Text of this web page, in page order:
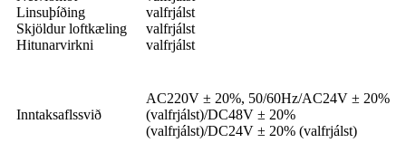
Linsuþíðing
valfrjálst
Skjöldur loftkæling
valfrjálst
Hitunarvirkni
valfrjálst
Inntaksaflssvið
AC220V ± 20%, 50/60Hz/AC24V ± 20%
(valfrjálst)/DC48V ± 20%
(valfrjálst)/DC24V ± 20% (valfrjálst)